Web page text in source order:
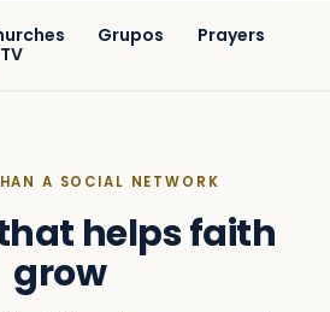
Grupos
Prayers
A SOCIAL NETWORK
helps faith
grow